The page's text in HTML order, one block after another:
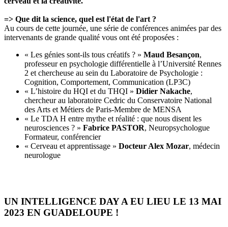
=> Que dit la science, quel est l'état de l'art ?
Au cours de cette journée, une série de conférences animées par des
intervenants de grande qualité vous ont été proposées :
« Les génies sont-ils tous créatifs ? » Maud Besançon,
professeur en psychologie différentielle à l’Université Rennes
2 et chercheuse au sein du Laboratoire de Psychologie :
Cognition, Comportement, Communication (LP3C)
« L’histoire du HQI et du THQI » Didier Nakache,
chercheur au laboratoire Cedric du Conservatoire National
des Arts et Métiers de Paris-Membre de MENSA
« Le TDA H entre mythe et réalité : que nous disent les
neurosciences ? » Fabrice PASTOR, Neuropsychologue
Formateur, conférencier
« Cerveau et apprentissage » Docteur Alex Mozar, médecin
neurologue
UN INTELLIGENCE DAY A EU LIEU LE 13 MAI
2023 EN GUADELOUPE !